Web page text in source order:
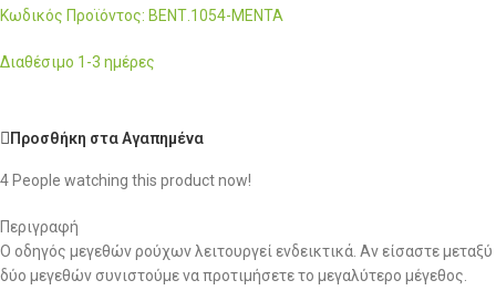
Κωδικός Προϊόντος: ΒΕΝΤ.1054-ΜΕΝΤΑ
Διαθέσιμο 1-3 ημέρες
Προσθήκη στα Αγαπημένα
4 People watching this product now!
Περιγραφή
Ο οδηγός μεγεθών ρούχων λειτουργεί ενδεικτικά. Αν είσαστε μεταξύ
δύο μεγεθών συνιστούμε να προτιμήσετε το μεγαλύτερο μέγεθος.